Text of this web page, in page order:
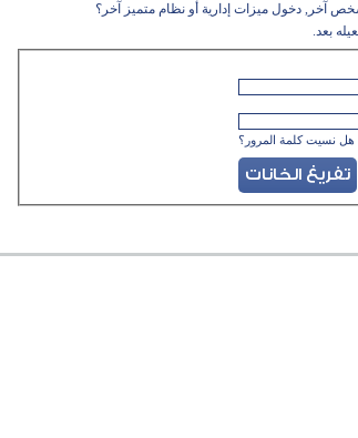
آخر, دخول ميزات إدارية أو نظام متميز آخر؟
بعد.
هل نسيت كلمة المرور؟